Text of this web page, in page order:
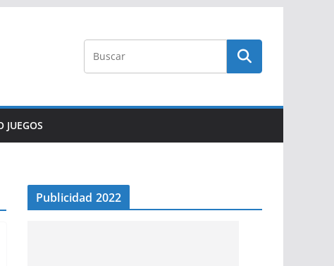
JUEGOS
Publicidad 2022